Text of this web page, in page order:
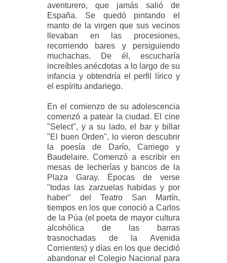
aventurero, que jamás salió de
España. Se quedó pintando el
manto de la virgen que sus vecinos
llevaban en las procesiones,
recorriendo bares y persiguiendo
muchachas. De él, escucharía
increíbles anécdotas a lo largo de su
infancia y obtendría el perfil lírico y
el espíritu andariego.
En el comienzo de su adolescencia
comenzó a patear la ciudad. El cine
"Select", y a su lado, el bar y billar
"El buen Orden", lo vieron descubrir
la poesía de Darío, Carriego y
Baudelaire. Comenzó a escribir en
mesas de lecherías y bancos de la
Plaza Garay. Épocas de verse
"todas las zarzuelas habidas y por
haber" del Teatro San Martín,
tiempos en los que conoció a Carlos
de la Púa (el poeta de mayor cultura
alcohólica de las barras
trasnochadas de la Avenida
Corrientes) y días en los que decidió
abandonar el Colegio Nacional para